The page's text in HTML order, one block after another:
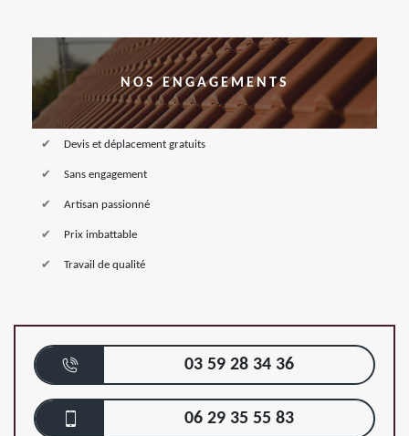
NOS ENGAGEMENTS
Devis et déplacement gratuits
Sans engagement
Artisan passionné
Prix imbattable
Travail de qualité
03 59 28 34 36
06 29 35 55 83